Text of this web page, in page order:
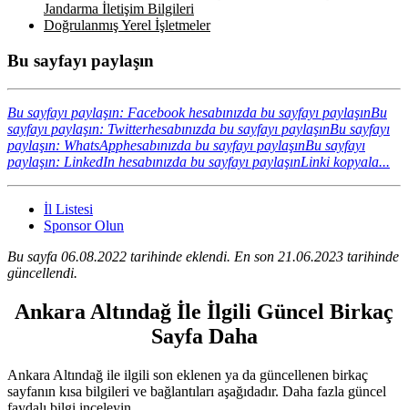
Jandarma İletişim Bilgileri
Doğrulanmış Yerel İşletmeler
Bu sayfayı paylaşın
Bu sayfayı paylaşın: Facebook hesabınızda bu sayfayı paylaşınBu
sayfayı paylaşın: Twitterhesabınızda bu sayfayı paylaşınBu sayfayı
paylaşın: WhatsApphesabınızda bu sayfayı paylaşınBu sayfayı
paylaşın: LinkedIn hesabınızda bu sayfayı paylaşınLinki kopyala...
İl Listesi
Sponsor Olun
Bu sayfa 06.08.2022 tarihinde eklendi. En son 21.06.2023 tarihinde
güncellendi.
Ankara Altındağ İle İlgili Güncel Birkaç
Sayfa Daha
Ankara Altındağ ile ilgili son eklenen ya da güncellenen birkaç
sayfanın kısa bilgileri ve bağlantıları aşağıdadır. Daha fazla güncel